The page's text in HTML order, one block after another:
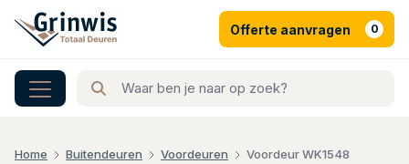
Offerte aanvragen 0
Home Buitendeuren Voordeuren Voordeur WK1548